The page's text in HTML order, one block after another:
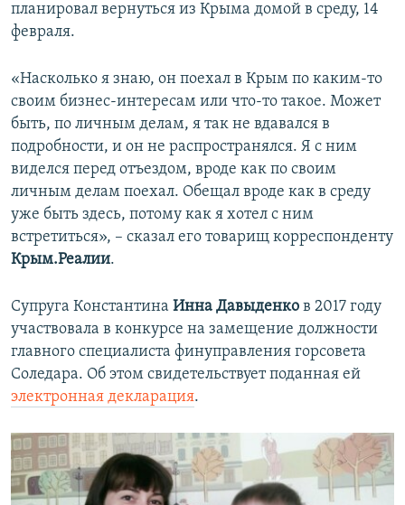
планировал вернуться из Крыма домой в среду, 14
февраля.
«Насколько я знаю, он поехал в Крым по каким-то
своим бизнес-интересам или что-то такое. Может
быть, по личным делам, я так не вдавался в
подробности, и он не распространялся. Я с ним
виделся перед отъездом, вроде как по своим
личным делам поехал. Обещал вроде как в среду
уже быть здесь, потому как я хотел с ним
встретиться», – сказал его товарищ корреспонденту
Крым.Реалии.
Супруга Константина Инна Давыденко в 2017 году
участвовала в конкурсе на замещение должности
главного специалиста финуправления горсовета
Соледара. Об этом свидетельствует поданная ей
электронная декларация.